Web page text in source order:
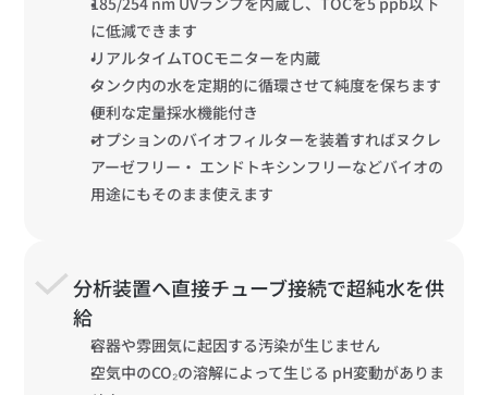
に低減できます
リアルタイムTOCモニターを内蔵
タンク内の水を定期的に循環させて純度を保ちます
便利な定量採水機能付き
オプションのバイオフィルターを装着すればヌクレ
アーゼフリー・ エンドトキシンフリーなどバイオの
用途にもそのまま使えます
分析装置へ直接チューブ接続で超純水を供
給
容器や雰囲気に起因する汚染が生じません
空気中のCO₂の溶解によって生じる pH変動がありま